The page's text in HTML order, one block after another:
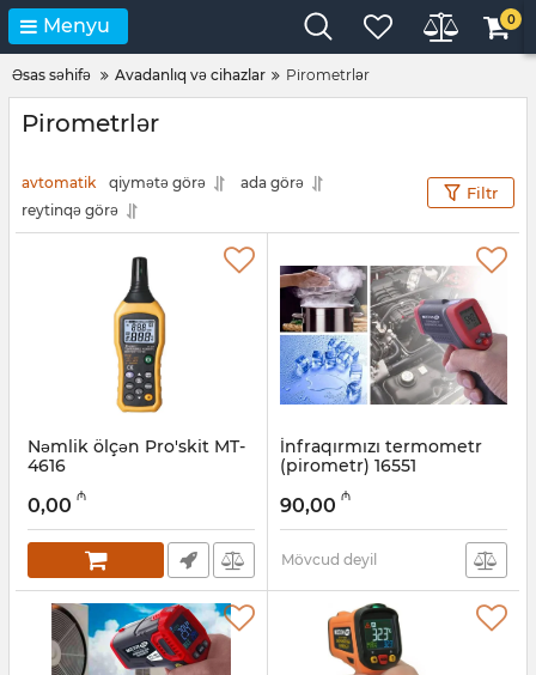
Menyu 0
Əsas səhifə Avadanlıq və cihazlar Pirometrlər
Pirometrlər
avtomatik qiymətə görə
ada görə
reytinqə görə
Filtr
Nəmlik ölçən Pro'skit MT-
4616
027001091
0,00 ₼
İnfraqırmızı termometr
(pirometr) 16551
Artikul: 003001318
90,00 ₼
Mövcud deyil